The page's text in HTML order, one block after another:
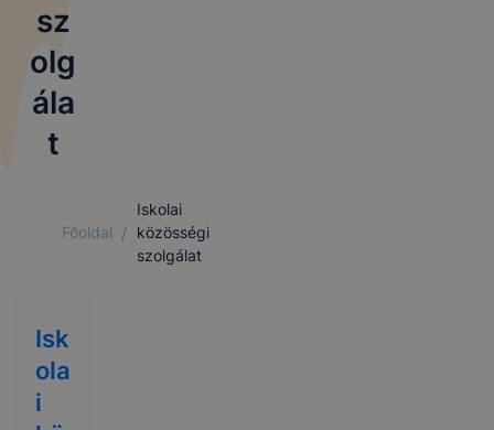
sz
olg
ála
t
Főoldal /
Iskolai
közösségi
szolgálat
Isk
ola
i